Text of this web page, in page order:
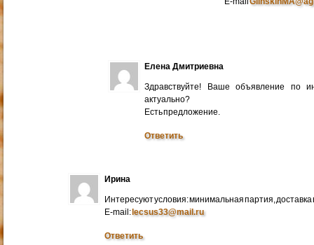
Елена Дмитриевна
Здравствуйте! Ваше объявление по
актуально?
Есть предложение.
Ответить
Ирина
Интересуют условия: минимальная партия, доставка
E-mail:lecsus33@mail.ru
Ответить